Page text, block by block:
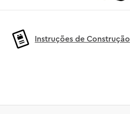
Instruções de Construção